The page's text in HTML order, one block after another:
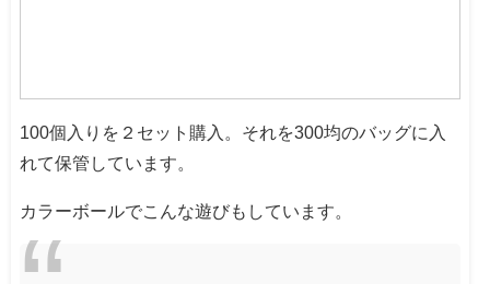
100個入りを２セット購入。それを300均のバッグに入
れて保管しています。
カラーボールでこんな遊びもしています。